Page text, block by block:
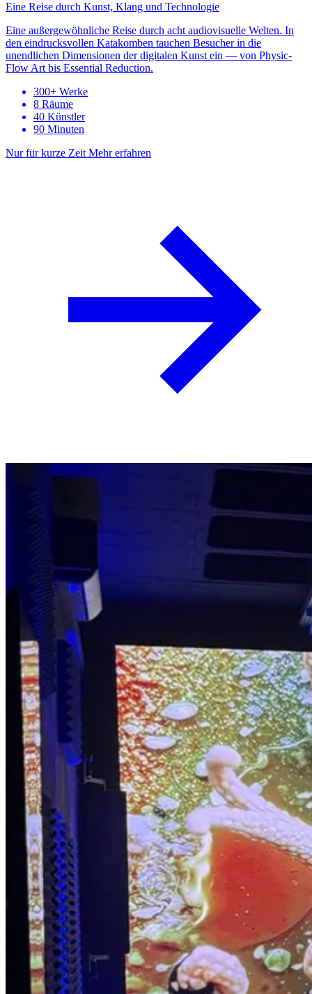
Eine Reise durch Kunst, Klang und Technologie
Eine außergewöhnliche Reise durch acht audiovisuelle Welten. In
den eindrucksvollen Katakomben tauchen Besucher in die
unendlichen Dimensionen der digitalen Kunst ein — von Physic-
Flow Art bis Essential Reduction.
300+ Werke
8 Räume
40 Künstler
90 Minuten
Nur für kurze Zeit Mehr erfahren